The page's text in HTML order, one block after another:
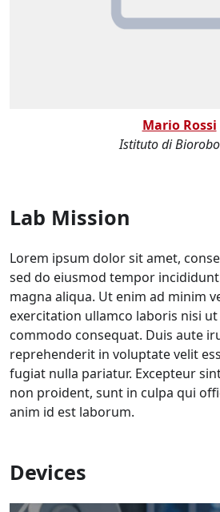
Mario Rossi
Istituto di
Lab Mission
Lorem ipsum dolor sit amet,
sed do eiusmod tempor
magna aliqua. Ut enim ad minim
exercitation ullamco laboris nisi ut
commodo consequat. Duis aute
reprehenderit in voluptate velit
fugiat nulla pariatur. Excepteur
non proident, sunt in culpa qui
anim id est laborum.
Devices